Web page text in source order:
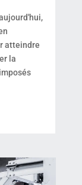
atteindre
la